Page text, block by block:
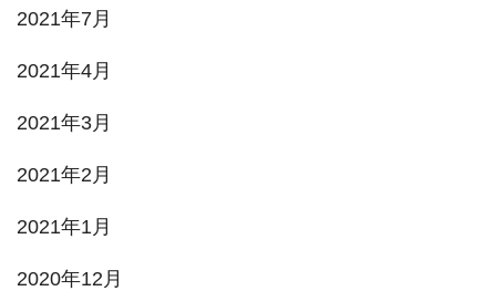
2021年7月
2021年4月
2021年3月
2021年2月
2021年1月
2020年12月